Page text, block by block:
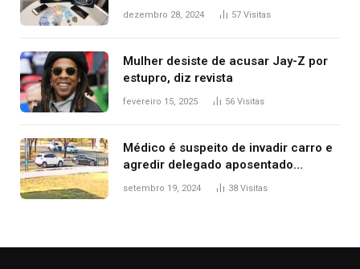
de delegacia e escola, diz polícia
dezembro 28, 2024 57 Visitas
Mulher desiste de acusar Jay-Z por
estupro, diz revista
fevereiro 15, 2025 56 Visitas
Médico é suspeito de invadir carro e
agredir delegado aposentado
durante confusão no trânsito
setembro 19, 2024 38 Visitas